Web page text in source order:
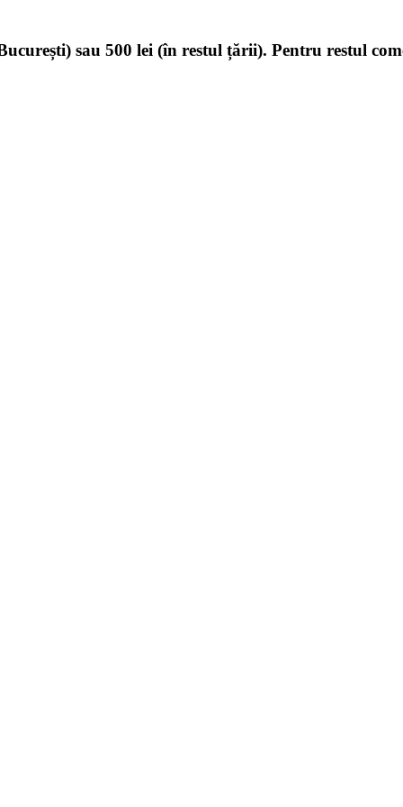
sau 500 lei (în restul țării). Pentru restul